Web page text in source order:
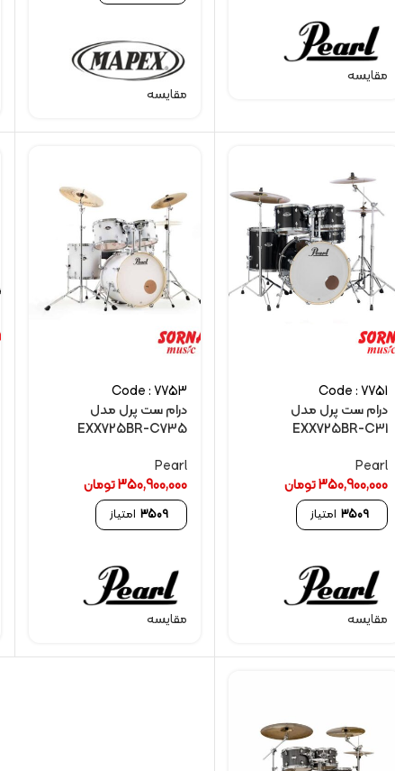
مقایسه
مقایسه
Code : 7751
درام ست پرل مدل
EXX725BR-C31
Pearl
350,900,000تومان
3509 امتیاز
مقایسه
Code : 7753
درام ست پرل مدل
EXX725BR-C735
Pearl
350,900,000تومان
3509 امتیاز
مقایسه